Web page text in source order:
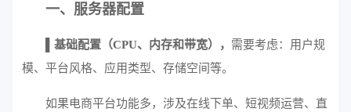
一、服务器配置
▌基础配置（CPU、内存和带宽）， 需要考虑：用户规
模、平台风格、应用类型、存储空间等。
如果电商平台功能多，涉及在线下单、短视频运营、直